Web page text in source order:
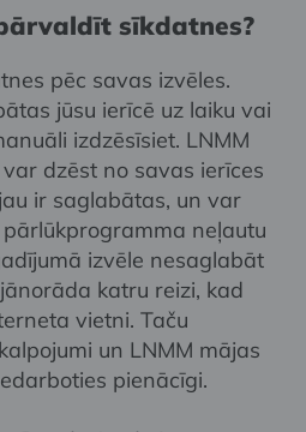
sīkdatnes?
pēc savas izvēles.
jūsu ierīcē uz laiku vai
izdzēsīsiet. LNMM
dzēst no savas ierīces
ir saglabātas, un var
neļautu
izvēle nesaglabāt
katru reizi, kad
vietni. Taču
un LNMM mājas
pienācīgi.